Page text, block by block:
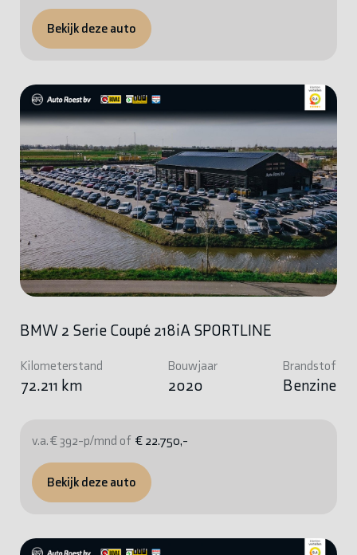
Bekijk deze auto
BMW 2 Serie Coupé 218iA SPORTLINE
Kilometerstand
72.211 km
Bouwjaar
2020
Brandstof
Benzine
v.a. € 392-p/mnd of € 22.750,-
Bekijk deze auto